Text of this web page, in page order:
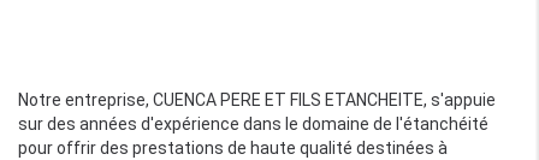
Notre entreprise, CUENCA PERE ET FILS ETANCHEITE, s'appuie
sur des années d'expérience dans le domaine de l'étanchéité
pour offrir des prestations de haute qualité destinées à